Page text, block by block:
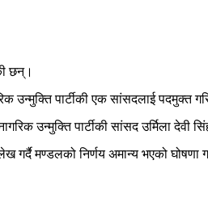
छन्।
उन्मुक्ति पार्टीकी एक सांसदलाई पदमुक्त
उन्मुक्ति पार्टीकी सांसद उर्मिला देवी
गर्दै मण्डलको निर्णय अमान्य भएको घोषणा